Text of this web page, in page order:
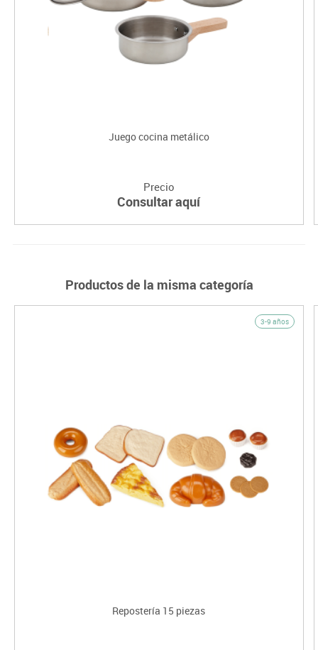
Juego cocina metálico
Precio
Consultar aquí
Productos de la misma categoría
3-9 años
Repostería 15 piezas